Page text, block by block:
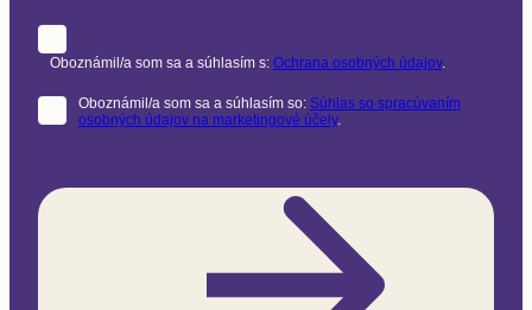
Oboznámil/a som sa a súhlasím s: Ochrana osobných údajov.
Oboznámil/a som sa a súhlasím so: Súhlas so spracúvaním
osobných údajov na marketingové účely.